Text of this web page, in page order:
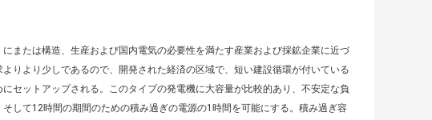
または構造、生産および国内電気の必要性を満たす産業および採鉱企業に近づ
りより少しであるので、開発された経済の区域で、短い建設循環が付いている
セットアップされる。このタイプの発電機に大容量が比較的あり、不安定な負
して12時間の期間のための積み過ぎの電源の1時間を可能にする。積み過ぎ容